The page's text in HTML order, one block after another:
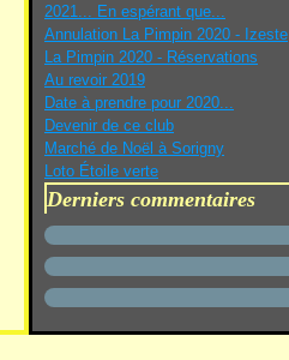
2021... En espérant que...
Annulation La Pimpin 2020 - Izeste
La Pimpin 2020 - Réservations
Au revoir 2019
Date à prendre pour 2020...
Devenir de ce club
Marché de Noël à Sorigny
Loto Étoile verte
Derniers commentaires